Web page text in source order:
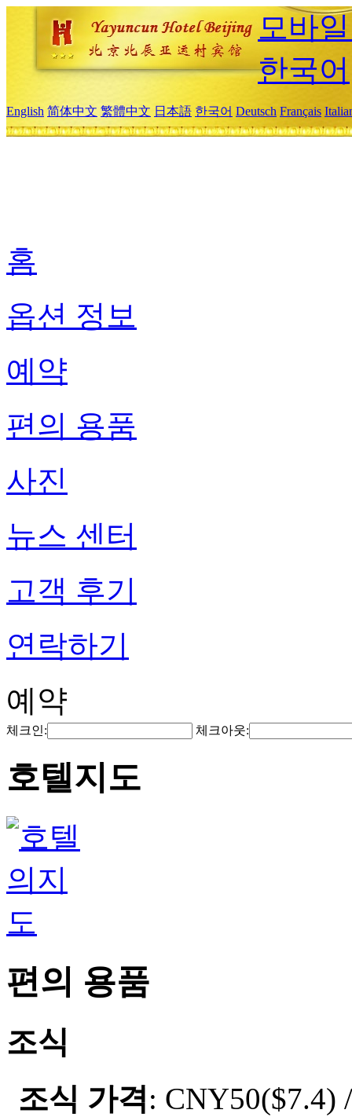
모바
한국어
English 简体中文 繁體中文 日本語 한국어 Deutsch Français
홈
옵션 정보
예약
편의 용품
사진
뉴스 센터
고객 후기
연락하기
예약
체크인: 체크아웃:
호텔지도
편의 용품
조식
조식 가격: CNY50($7.4)